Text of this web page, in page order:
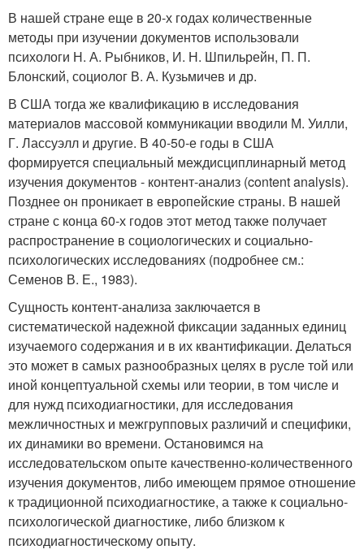
В нашей стране еще в 20-х годах количественные
методы при изучении документов использовали
психологи Н. А. Рыбников, И. Н. Шпильрейн, П. П.
Блонский, социолог В. А. Кузьмичев и др.
В США тогда же квалификацию в исследования
материалов массовой коммуникации вводили М. Уилли,
Г. Лассуэлл и другие. В 40-50-е годы в США
формируется специальный междисциплинарный метод
изучения документов - контент-анализ (content analysis).
Позднее он проникает в европейские страны. В нашей
стране с конца 60-х годов этот метод также получает
распространение в социологических и социально-
психологических исследованиях (подробнее см.:
Семенов В. Е., 1983).
Сущность контент-анализа заключается в
систематической надежной фиксации заданных единиц
изучаемого содержания и в их квантификации. Делаться
это может в самых разнообразных целях в русле той или
иной концептуальной схемы или теории, в том числе и
для нужд психодиагностики, для исследования
межличностных и межгрупповых различий и специфики,
их динамики во времени. Остановимся на
исследовательском опыте качественно-количественного
изучения документов, либо имеющем прямое отношение
к традиционной психодиагностике, а также к социально-
психологической диагностике, либо близком к
психодиагностическому опыту.